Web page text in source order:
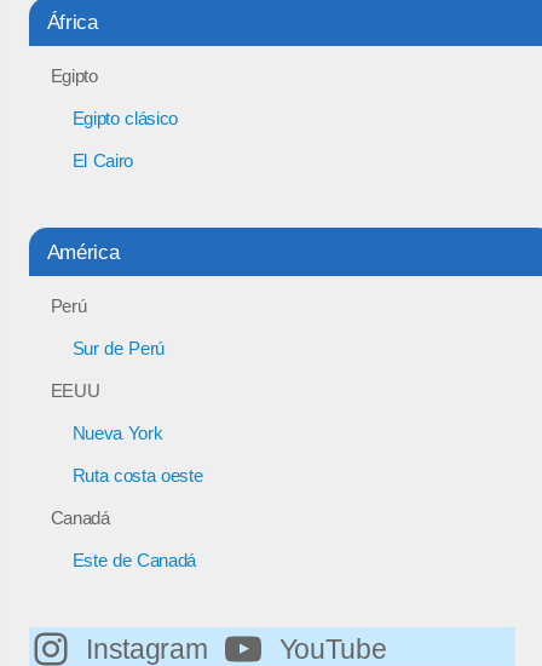
África
Egipto
Egipto clásico
El Cairo
América
Perú
Sur de Perú
EEUU
Nueva York
Ruta costa oeste
Canadá
Este de Canadá
Instagram YouTube